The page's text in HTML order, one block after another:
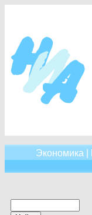
Экономика